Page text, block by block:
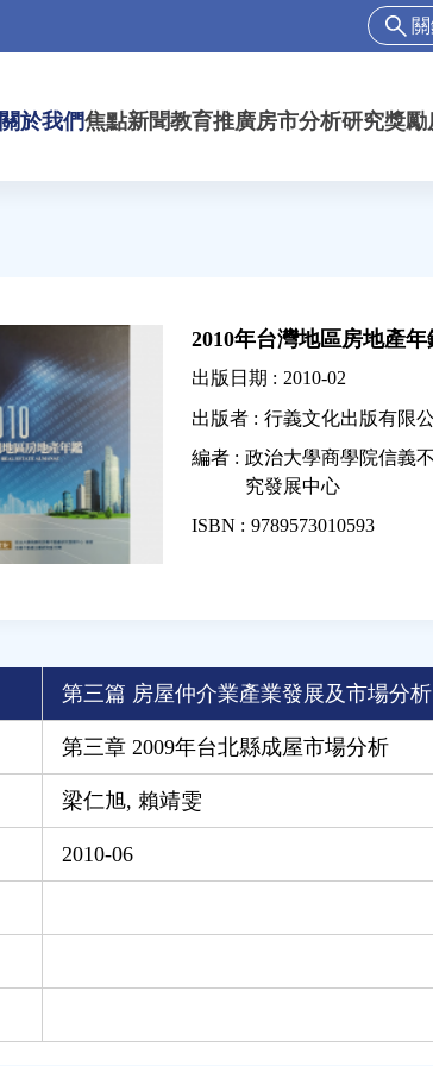
搜
表
單
搜
尋
關於我們焦點新聞教育推廣房市分析研究獎勵
2010年台灣地區房地產年
出版日期 : 2010-02
出版者 : 行義文化出版有限
編者 : 政治大學商學院信義
究發展中心
ISBN : 9789573010593
第三篇 房屋仲介業產業發展及市場分析
第三章 2009年台北縣成屋市場分析
梁仁旭, 賴靖雯
2010-06